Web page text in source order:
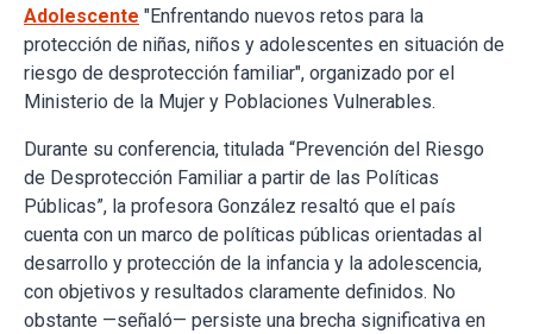
Adolescente "Enfrentando nuevos retos para la
protección de niñas, niños y adolescentes en situación de
riesgo de desprotección familiar", organizado por el
Ministerio de la Mujer y Poblaciones Vulnerables.
Durante su conferencia, titulada “Prevención del Riesgo
de Desprotección Familiar a partir de las Políticas
Públicas”, la profesora González resaltó que el país
cuenta con un marco de políticas públicas orientadas al
desarrollo y protección de la infancia y la adolescencia,
con objetivos y resultados claramente definidos. No
obstante —señaló— persiste una brecha significativa en